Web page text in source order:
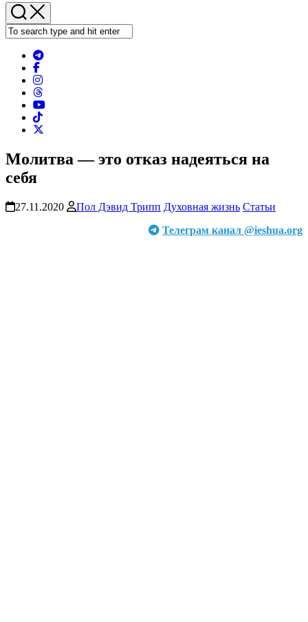
Молитва — это отказ надеяться на
себя
27.11.2020 Пол Дэвид Трипп Духовная жизнь Статьи
Телеграм канал @ieshua.org